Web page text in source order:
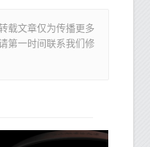
载文章仅为传播更多
第一时间联系我们修